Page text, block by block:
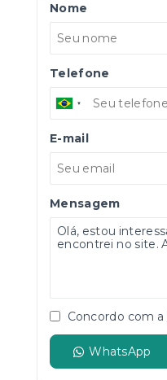
Nome
Telefone
E-mail
Mensagem
Concordo com a
WhatsApp